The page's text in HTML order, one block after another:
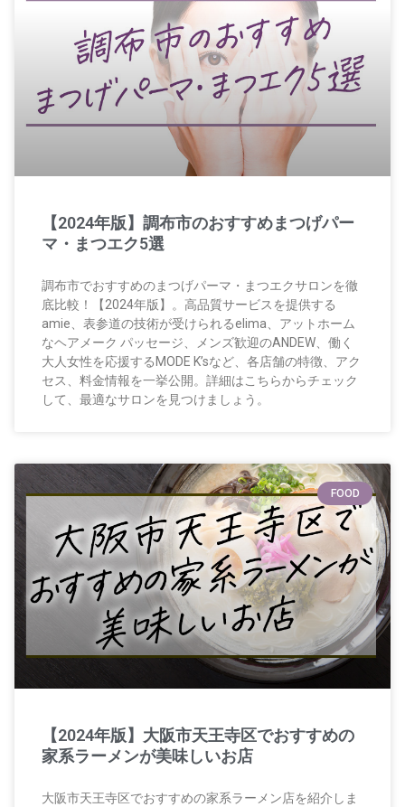
【2024年版】調布市のおすすめまつげパー
マ・まつエク5選
調布市でおすすめのまつげパーマ・まつエクサロンを徹
底比較！【2024年版】。高品質サービスを提供する
amie、表参道の技術が受けられるelima、アットホーム
なヘアメーク パッセージ、メンズ歓迎のANDEW、働く
大人女性を応援するMODE K’sなど、各店舗の特徴、アク
セス、料金情報を一挙公開。詳細はこちらからチェック
して、最適なサロンを見つけましょう。
FOOD
【2024年版】大阪市天王寺区でおすすめの
家系ラーメンが美味しいお店
大阪市天王寺区でおすすめの家系ラーメン店を紹介しま